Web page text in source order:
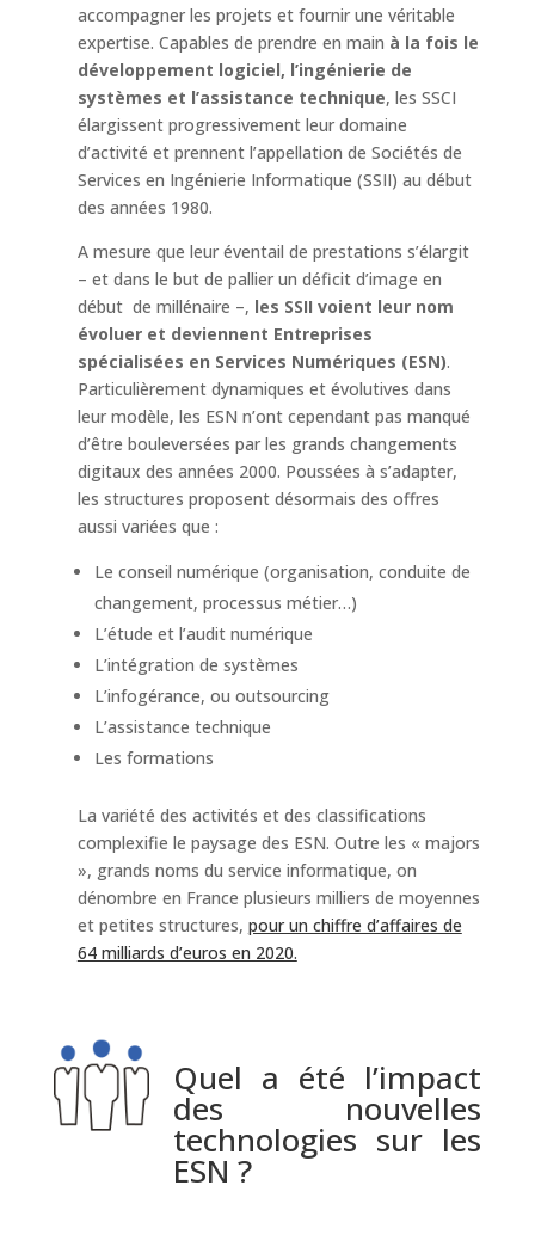
accompagner les projets et fournir une véritable
expertise. Capables de prendre en main à la fois le
développement logiciel, l’ingénierie de
systèmes et l’assistance technique, les SSCI
élargissent progressivement leur domaine
d’activité et prennent l’appellation de Sociétés de
Services en Ingénierie Informatique (SSII) au début
des années 1980.
A mesure que leur éventail de prestations s’élargit
– et dans le but de pallier un déficit d’image en
début de millénaire –, les SSII voient leur nom
évoluer et deviennent Entreprises
spécialisées en Services Numériques (ESN).
Particulièrement dynamiques et évolutives dans
leur modèle, les ESN n’ont cependant pas manqué
d’être bouleversées par les grands changements
digitaux des années 2000. Poussées à s’adapter,
les structures proposent désormais des offres
aussi variées que :
Le conseil numérique (organisation, conduite de
changement, processus métier…)
L’étude et l’audit numérique
L’intégration de systèmes
L’infogérance, ou outsourcing
L’assistance technique
Les formations
La variété des activités et des classifications
complexifie le paysage des ESN. Outre les « majors
», grands noms du service informatique, on
dénombre en France plusieurs milliers de moyennes
et petites structures, pour un chiffre d’affaires de
64 milliards d’euros en 2020.
Quel a été l’impact
des nouvelles
technologies sur les
ESN ?